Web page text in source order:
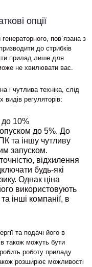
опції
пов’язана з
до стрибків
прилад лише для
не хвилювати вас.
і чутлива техніка, слід
регуляторів:
до 10%
до 5%. До
та іншу чутливу
запуском.
відхилення
будь-які
Однак ціна
використовують
інші компанії, в
та подачі його в
також можуть бути
роботу приладу
розширює можливості